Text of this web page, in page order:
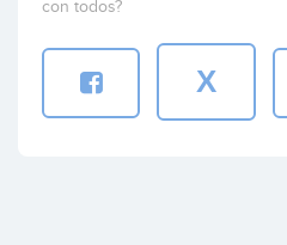
con todos?
X